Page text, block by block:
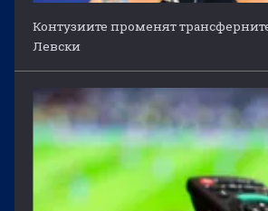
Контузиите променят
Левски